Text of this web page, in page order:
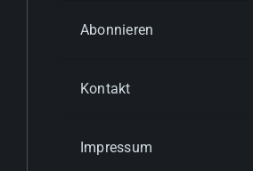
Abonnieren
Kontakt
Impressum